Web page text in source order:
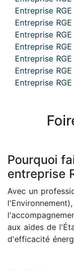
Entreprise
Entreprise
Entreprise
Entreprise
Entreprise
Entreprise
Entreprise
Pourquoi
entreprise
Avec un
aux aides de
d'efficacité